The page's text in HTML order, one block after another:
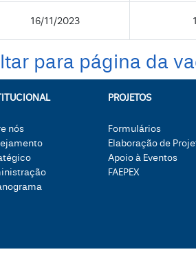
16/11/2023
para página da
nós
PROJETOS
Formulários
Elaboração de
Apoio à Eventos
FAEPEX